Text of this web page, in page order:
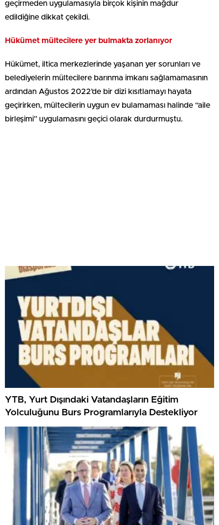
geçirmeden uygulamasıyla birçok kişinin mağdur
edildiğine dikkat çekildi.
Hükümet mültecilere yer bulmakta zorlanıyor
Hükümet, iltica merkezlerinde yaşanan yer sorunları ve
belediyelerin mültecilere barınma imkanı sağlamamasının
ardından Ağustos 2022’de bir dizi kısıtlamayı hayata
geçirirken, mültecilerin uygun ev bulamaması halinde “aile
birleşimi” uygulamasını geçici olarak durdurmuştu.
YTB, Yurt Dışındaki Vatandaşların Eğitim
Yolculuğunu Burs Programlarıyla Destekliyor